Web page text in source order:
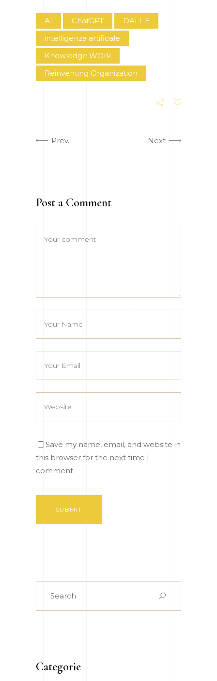
AI ChatGPT
DALL.E
intelligenza artificale
Knowledge WOrk
Reinventing Organization
Prev. Next
Post a Comment
Save my name, email, and website in
this browser for the next time I
comment.
SUBMIT
Categorie